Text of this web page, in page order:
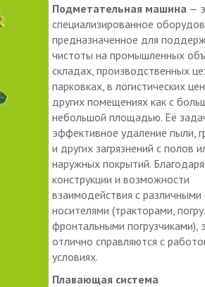
Подметательная машина —
специализированное
предназначенное для
чистоты на промышленных
складах, производственных
парковках, в логистических
других помещениях как с
небольшой площадью. Её
эффективное удаление пыли,
и других загрязнений с полов
наружных покрытий.
конструкции и возможности
взаимодействия с
носителями (тракторами,
фронтальными погрузчиками),
отлично справляются с
условиях.
Плавающая система